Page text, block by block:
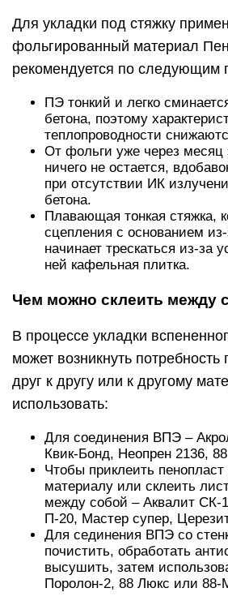
Для укладки под стяжку
фольгированный материал
рекомендуется по следующим
ПЭ тонкий и легко
бетона, поэтому
теплопроводности
От фольги уже через месяц
ничего не остается,
при отсутствии ИК
бетона.
Плавающая тонкая стяжка,
сцепления с основанием
начинает трескаться из-за
ней кафельная плитка.
Чем можно склеить между
В процессе укладки
может возникнуть потребность
друг к другу или к другому
использовать:
Для соединения ВПЭ –
Квик-Бонд, Неопрен 2136,
Чтобы приклеить пенопласт
материалу или склеить
между собой – Аквалит
П-20, Мастер супер,
Для сединения ВПЭ со
почистить, обработать
высушить, затем
Поролон-2, 88 Люкс или 88-